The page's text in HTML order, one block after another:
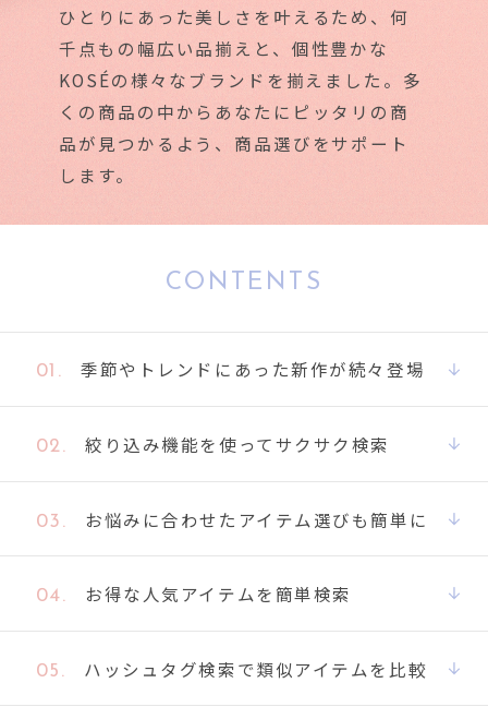
ひとりにあった美しさを叶えるため、何
千点もの幅広い品揃えと、個性豊かな
KOSÉの様々なブランドを揃えました。多
くの商品の中からあなたにピッタリの商
品が見つかるよう、商品選びをサポート
します。
CONTENTS
01. 季節やトレンドにあった新作が続々登場
02. 絞り込み機能を使ってサクサク検索
03. お悩みに合わせたアイテム選びも簡単に
04. お得な人気アイテムを簡単検索
05. ハッシュタグ検索で類似アイテムを比較